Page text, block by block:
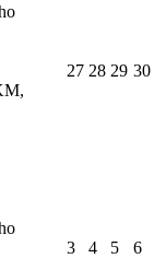
27 28 29 30
3 4 5 6